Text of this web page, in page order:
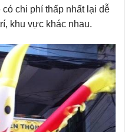
chi phí thấp nhất lại dễ
khu vực khác nhau.